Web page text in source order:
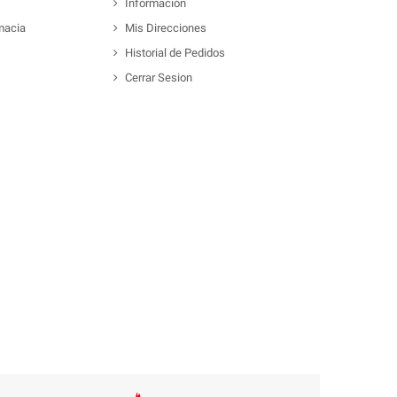
Información
Mis Direcciones
Historial de Pedidos
Cerrar Sesion